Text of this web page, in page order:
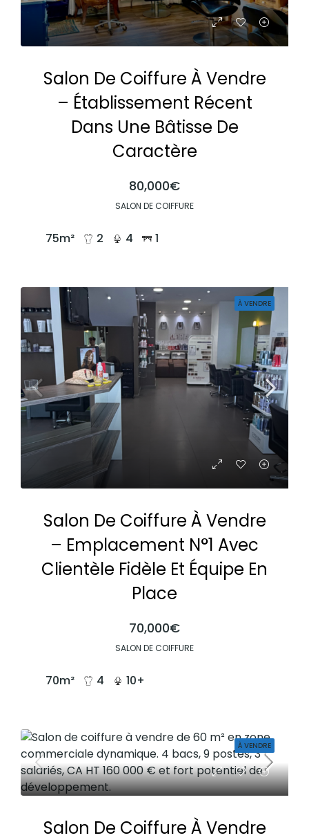
Salon De Coiffure À Vendre
– Établissement Récent
Dans Une Bâtisse De
Caractère
80,000€
SALON DE COIFFURE
75m² 2 4 1
À VENDRE
Salon De Coiffure À Vendre
– Emplacement N°1 Avec
Clientèle Fidèle Et Équipe En
Place
70,000€
SALON DE COIFFURE
70m² 4 10+
À VENDRE
Salon De Coiffure À Vendre